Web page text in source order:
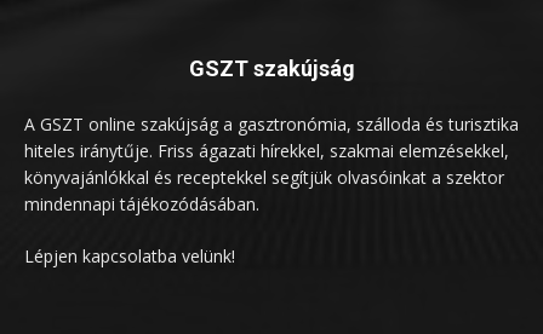
GSZT szakújság
A GSZT online szakújság a gasztronómia, szálloda és turisztika
hiteles iránytűje. Friss ágazati hírekkel, szakmai elemzésekkel,
könyvajánlókkal és receptekkel segítjük olvasóinkat a szektor
mindennapi tájékozódásában.
Lépjen kapcsolatba velünk!